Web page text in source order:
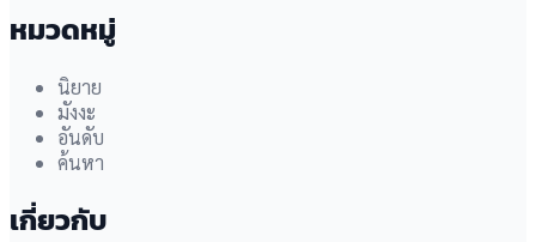
หมวดหมู่
นิยาย
มังงะ
อันดับ
ค้นหา
เกี่ยวกับ